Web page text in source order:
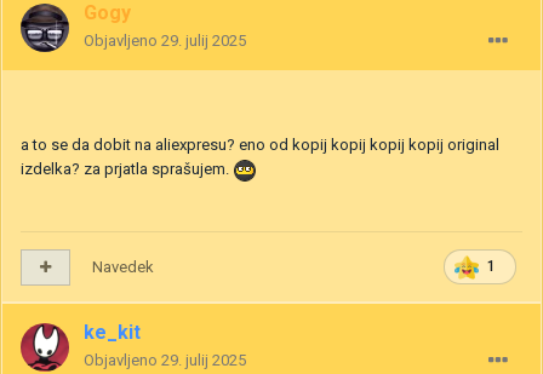
Gogy
Objavljeno 29. julij 2025
a to se da dobit na aliexpresu? eno od kopij kopij kopij kopij original
izdelka? za prjatla sprašujem.
1
Navedek
ke_kit
Objavljeno 29. julij 2025